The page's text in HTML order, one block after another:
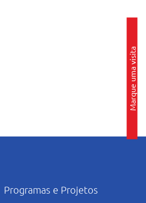
Marque uma visita
Programas e Projetos